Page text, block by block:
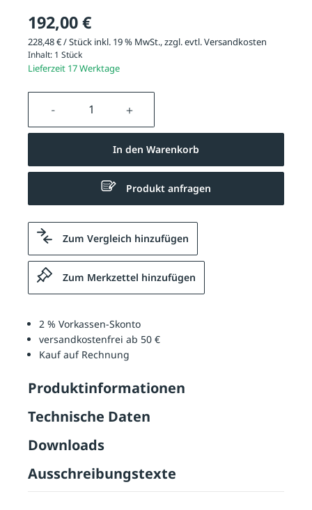
192,00 €
228,48 € / Stück inkl. 19 % MwSt., zzgl. evtl.Versandkosten
Inhalt: 1 Stück
Lieferzeit 17 Werktage
Produkt Anzahl: Gib den
In den Warenkorb
Produkt anfragen
Zum Vergleich hinzufügen
Zum Merkzettel hinzufügen
2 % Vorkassen-Skonto
versandkostenfrei ab 50 €
Kauf auf Rechnung
Produktinformationen
Technische Daten
Downloads
Ausschreibungstexte